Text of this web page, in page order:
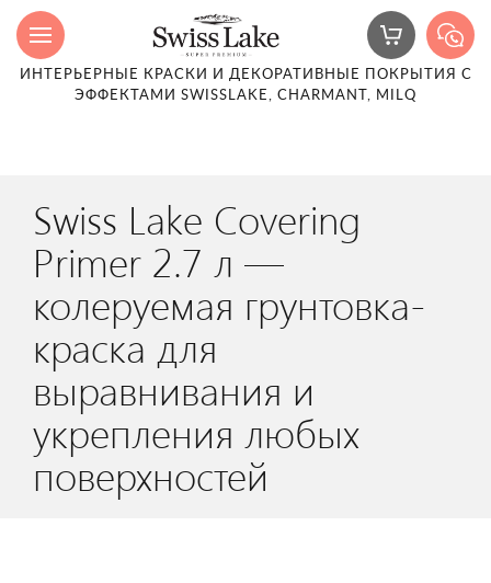
ИНТЕРЬЕРНЫЕ КРАСКИ И ДЕКОРАТИВНЫЕ ПОКРЫТИЯ С
ЭФФЕКТАМИ SWISSLAKE, CHARMANT, MILQ
Swiss Lake Covering
Primer 2.7 л —
колеруемая грунтовка-
краска для
выравнивания и
укрепления любых
поверхностей